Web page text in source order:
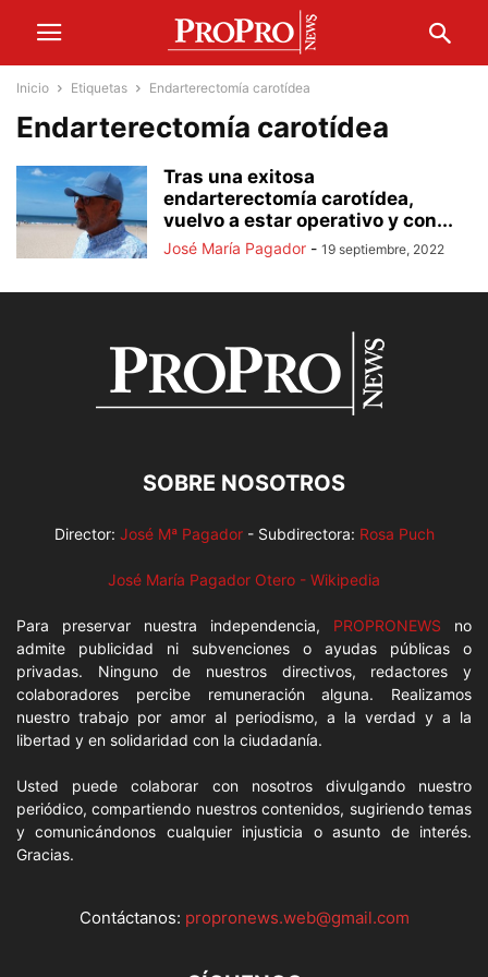
Inicio Etiquetas Endarterectomía carotídea
Endarterectomía carotídea
Tras una exitosa
endarterectomía carotídea,
vuelvo a estar operativo y con...
José María Pagador - 19 septiembre, 2022
SOBRE NOSOTROS
Director: José Mª Pagador- Subdirectora: Rosa Puch
José María Pagador Otero - Wikipedia
Para preservar nuestra independencia, PROPRONEWS no
admite publicidad ni subvenciones o ayudas públicas o
privadas. Ninguno de nuestros directivos, redactores y
colaboradores percibe remuneración alguna. Realizamos
nuestro trabajo por amor al periodismo, a la verdad y a la
libertad y en solidaridad con la ciudadanía.
Usted puede colaborar con nosotros divulgando nuestro
periódico, compartiendo nuestros contenidos, sugiriendo temas
y comunicándonos cualquier injusticia o asunto de interés.
Gracias.
Contáctanos: propronews.web@gmail.com